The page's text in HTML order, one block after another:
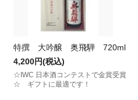
特撰 大吟醸 奥飛騨 720ml
4,200円(税込)
☆IWC 日本酒コンテストで金賞受賞
☆ ギフトに最適です！